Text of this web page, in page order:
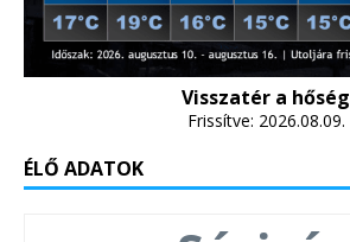
Visszatér a hőség
Frissítve: 2026.08.09.
ÉLŐ ADATOK